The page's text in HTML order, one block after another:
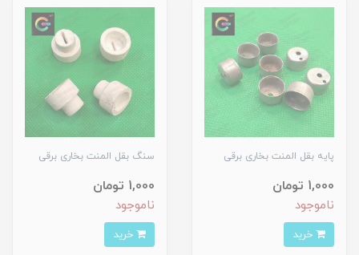
پایه بقل المنت بخاری برقی
1,000 تومان
ناموجود
سنگ بقل المنت بخاری برقی
1,000 تومان
ناموجود